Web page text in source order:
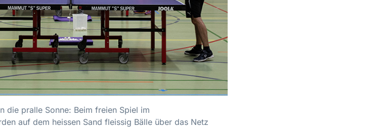
die pralle Sonne: Beim freien Spiel im
auf dem heissen Sand fleissig Bälle über das Netz